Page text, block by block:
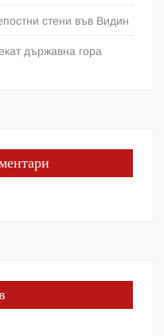
стени във Видин
държавна гора